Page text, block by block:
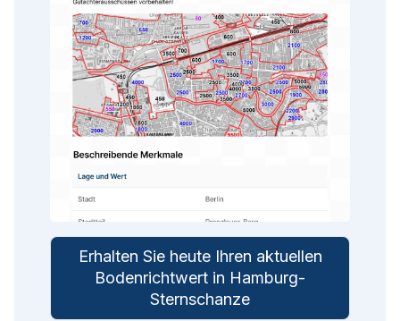
Erhalten Sie heute Ihren aktuellen
Bodenrichtwert in Hamburg-
Sternschanze